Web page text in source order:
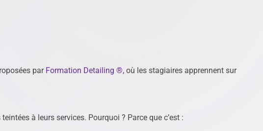
par Formation Detailing ®, où les stagiaires apprennent sur
à leurs services. Pourquoi ? Parce que c’est :